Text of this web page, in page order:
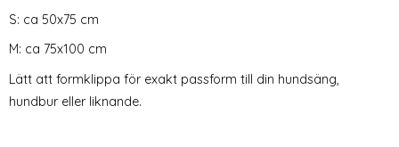
S: ca 50x75 cm
M: ca 75x100 cm
Lätt att formklippa för exakt passform till din hundsäng,
hundbur eller liknande.